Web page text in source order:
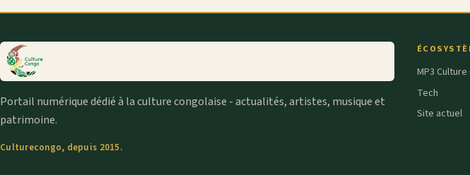
Portail numérique dédié à la culture congolaise - actualités, artistes, musique et
patrimoine.
Culturecongo, depuis 2015.
MP3 Culture
Tech
Site actuel